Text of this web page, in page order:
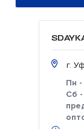
г.
Пн -
Сб